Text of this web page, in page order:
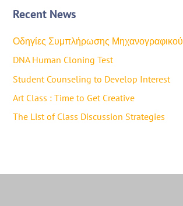
Recent News
Οδηγίες Συμπλήρωσης Μηχανογραφικού
DNA Human Cloning Test
Student Counseling to Develop Interest
Art Class : Time to Get Creative
The List of Class Discussion Strategies